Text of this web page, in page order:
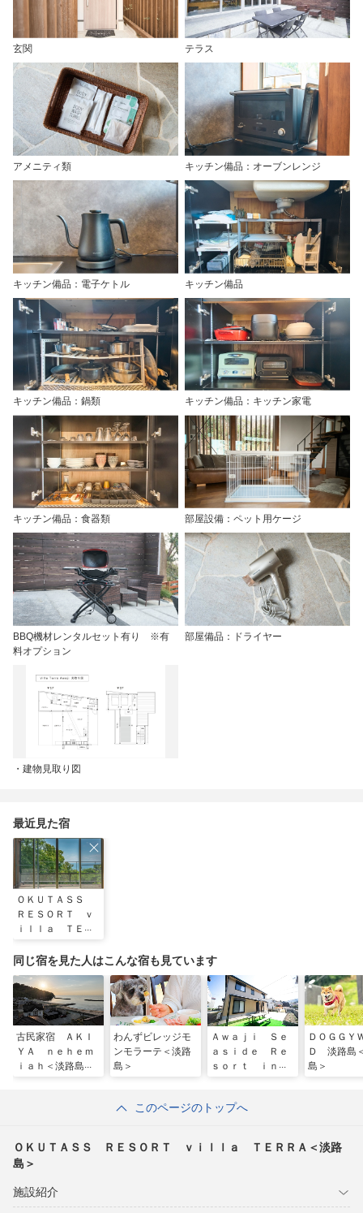
玄関 テラス
アメニティ類 キッチン備品：オーブンレンジ
キッチン備品：電子ケトル キッチン備品
キッチン備品：鍋類 キッチン備品：キッチン家電
キッチン備品：食器類 部屋設備：ペット用ケージ
BBQ機材レンタルセット有り ※有
料オプション
部屋備品：ドライヤー
・建物見取り図
最近見た宿
ＯＫＵＴＡＳＳ
ＲＥＳＯＲＴ ｖ
ｉｌｌａ ＴＥＲ
同じ宿を見た人はこんな宿も見ています
古民家宿 ＡＫＩ
ＹＡ ｎｅｈｅｍ
ｉａｈ＜淡路島＞
わんずビレッジモ
ンモラーテ＜淡路
島＞
Ａｗａｊｉ Ｓｅ
ａｓｉｄｅ Ｒｅ
ｓｏｒｔ ｉｎ
ＤＯＧＧＹ
Ｄ 淡路島
島＞
このページのトップへ
ＯＫＵＴＡＳＳ ＲＥＳＯＲＴ ｖｉｌｌａ ＴＥＲＲＡ＜淡路
島＞
施設紹介